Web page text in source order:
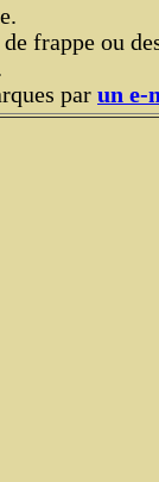
frappe ou
par un e-